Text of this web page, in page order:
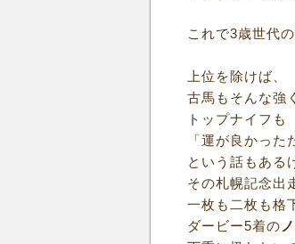
これで3歳世代
上位を除けば、
古馬もそんな強
トップナイフも
「運が良かった
という話もある
その札幌記念出
一枚も二枚も格
ダービー5着の